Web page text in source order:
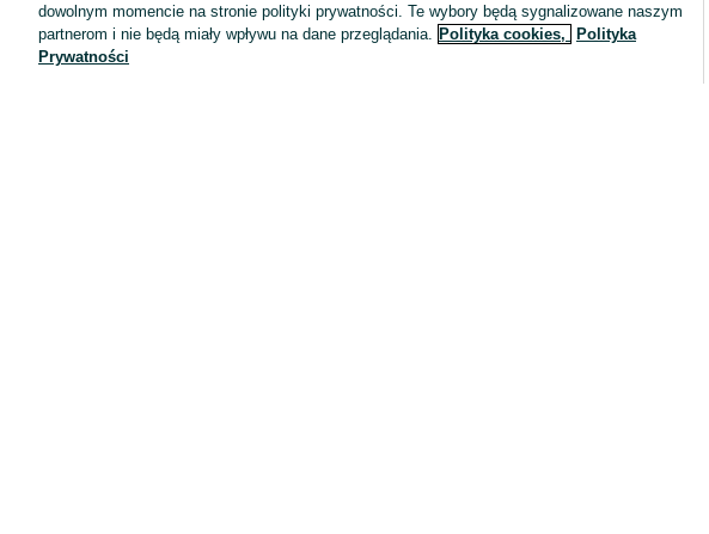
Aplikacje mobilne OLX.pl
dowolnym momencie na stronie polityki prywatności. Te wybory będą sygnalizowane naszym
partnerom i nie będą miały wpływu na dane przeglądania. Polityka cookies,
Polityka
Prywatności